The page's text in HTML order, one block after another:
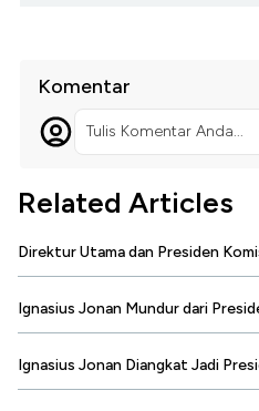
Komentar
Tulis Komentar Anda...
Related Articles
Direktur Utama dan Presiden
Ignasius Jonan Mundur dari
Ignasius Jonan Diangkat Jadi